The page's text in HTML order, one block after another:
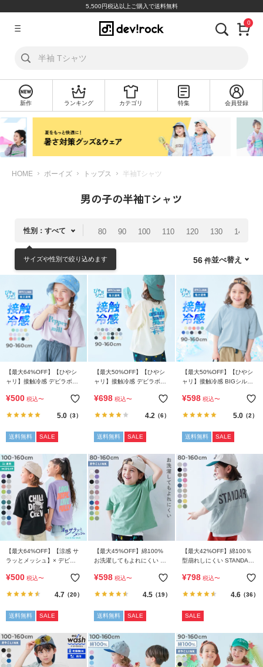
5,500円税込以上ご購入で送料無料
ロ
グ
イ
ン
新
規
会
員
登
テ
リ
ら
探
す
ン
キ
ン
か
ら
す
新
作
か
ら
探
す
集
か
探
0
新作 ランキング カテゴリ 特集 会員登録
HOME ボーイズ トップス 半袖Tシャツ
男の子の半袖Tシャツ
性別：すべて 80 90 100 110 120 130 140
サイズや性別で絞り込めます 並べ替え
56
【最大64%OFF】【ひやシ
ャリ】接触冷感 デビラボ
袖Tシャツ
¥500 税込〜
5.0（3）
送料無料 SALE
【最大50%OFF】【ひやシ
ャリ】接触冷感 デビラボ
袖Tシャツ
¥698 税込〜
4.2 （6）
送料無料 SALE
【最大50%OFF】【ひやシ
ャリ】接触冷感 BIGシルエ
¥598 税込〜
5.0（2）
送料無料 SALE
【最大64%OFF】【涼感 サ
ラッとメッシュ】× デビラ
¥500 税込〜
4.7（20）
送料無料 SALE
【最大45%OFF】綿100%
お洗濯してもよれにくい ビ
ツ
¥598 税込〜
4.5（19）
送料無料 SALE
【最大42%OFF】綿100％
型崩れしにくい STANDARD
シャツ
¥798 税込〜
4.6（36）
SALE